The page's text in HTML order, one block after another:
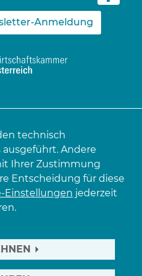
Anmeldung
technisch
Andere
Ihrer Zustimmung
Entscheidung für diese
Einstellungen jederzeit